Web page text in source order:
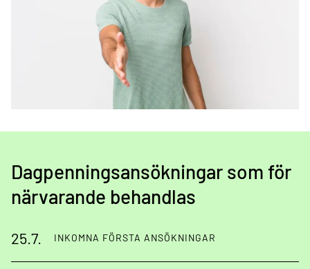
Dagpenningsansökningar som för
närvarande behandlas
25.7. INKOMNA FÖRSTA ANSÖKNINGAR